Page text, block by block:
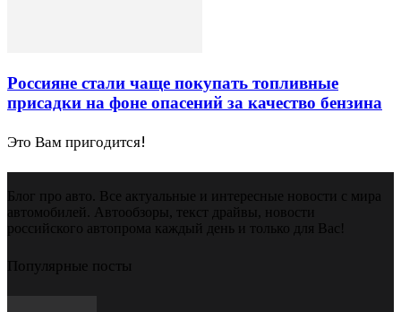
Россияне стали чаще покупать топливные
присадки на фоне опасений за качество бензина
Это Вам пригодится!
Блог про авто. Все актуальные и интересные новости с мира
автомобилей. Автообзоры, текст драйвы, новости
российского автопрома каждый день и только для Вас!
Популярные посты